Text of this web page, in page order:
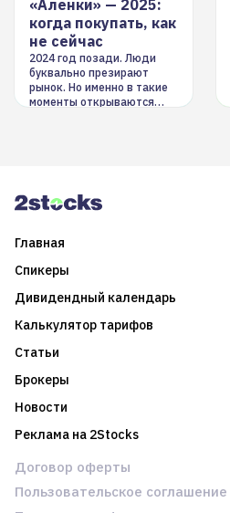
«Аленки» — 2025:
когда покупать, как
не сейчас
2024 год позади. Люди
буквально презирают
рынок. Но именно в такие
моменты открываются
Главная
Спикеры
Дивидендный календарь
Калькулятор тарифов
Статьи
Брокеры
Новости
Реклама на 2Stocks
Договор оферты
Пользовательское соглашение